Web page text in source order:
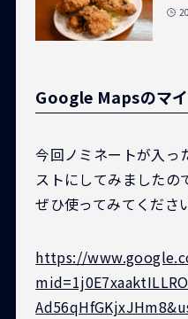
Google Mapsのマ
今回ノミネートが入っ
ストにしてみましたの
ぜひ使ってみてくださ
https://